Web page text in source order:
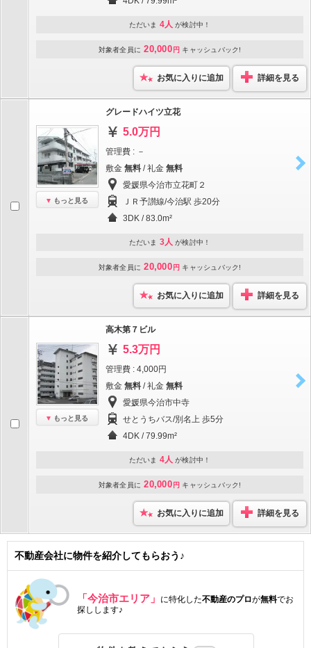
ただいま 4人 が検討中！
対象者全員に 20,000 円 キャッシュバック!
お気に入りに追加 詳細を見る
もっと見る
グレードハイツ立花
5.0万円
管理費 : －
敷金 無料 / 礼金 無料
愛媛県今治市立花町２
ＪＲ予讃線/今治駅 歩20分
3DK / 83.0m²
ただいま 3人 が検討中！
対象者全員に 20,000 円 キャッシュバック!
お気に入りに追加 詳細を見る
もっと見る
高木第７ビル
5.3万円
管理費 : 4,000円
敷金 無料 / 礼金 無料
愛媛県今治市中寺
せとうちバス/別名上 歩5分
4DK / 79.99m²
ただいま 4人 が検討中！
対象者全員に 20,000 円 キャッシュバック!
お気に入りに追加 詳細を見る
不動産会社に物件を紹介してもらおう♪
「今治市エリア」 に特化した不動産のプロが無料でお
探しします♪